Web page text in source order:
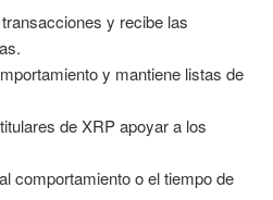
y recibe las
y mantiene listas de
de XRP apoyar a los
comportamiento o el tiempo de